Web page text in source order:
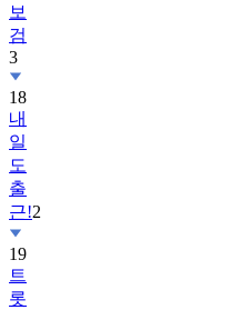
보
검
3
18
내
일
도
출
근!2
19
트
롯